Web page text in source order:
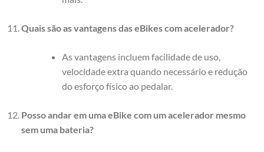
Quais são as vantagens das eBikes com acelerador?
As vantagens incluem facilidade de uso,
velocidade extra quando necessário e redução
do esforço físico ao pedalar.
Posso andar em uma eBike com um acelerador mesmo
sem uma bateria?